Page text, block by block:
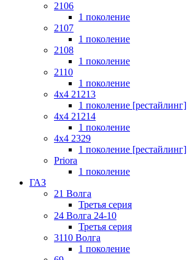
2106
1 поколение
2107
1 поколение
2108
1 поколение
2110
1 поколение
4x4 21213
1 поколение [рестайлинг]
4x4 21214
1 поколение
4x4 2329
1 поколение [рестайлинг]
Priora
1 поколение
ГАЗ
21 Волга
Третья серия
24 Волга 24-10
Третья серия
3110 Волга
1 поколение